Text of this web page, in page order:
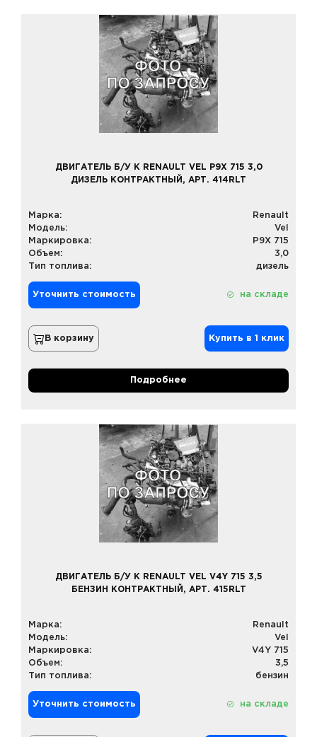
ДВИГАТЕЛЬ Б/У К RENAULT VEL P9X 715 3,0
ДИЗЕЛЬ КОНТРАКТНЫЙ, АРТ. 414RLT
Марка:
Renault
Модель:
Vel
Маркировка:
P9X 715
Объем:
3,0
Тип топлива:
дизель
Уточнить стоимость на складе
В корзину Купить в 1 клик
Подробнее
ДВИГАТЕЛЬ Б/У К RENAULT VEL V4Y 715 3,5
БЕНЗИН КОНТРАКТНЫЙ, АРТ. 415RLT
Марка:
Renault
Модель:
Vel
Маркировка:
V4Y 715
Объем:
3,5
Тип топлива:
бензин
Уточнить стоимость на складе